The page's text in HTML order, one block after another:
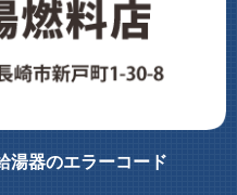
湯器のエラーコード